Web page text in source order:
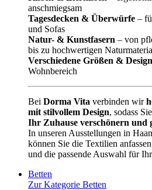
anschmiegsam
Tagesdecken & Überwürfe –
und Sofas
Natur- & Kunstfasern – von
bis zu hochwertigen
Verschiedene Größen &
Wohnbereich
Bei Dorma Vita verbinden wir
mit stilvollem Design, sodass
Ihr Zuhause verschönern und
In unseren Ausstellungen in
können Sie die Textilien
und die passende Auswahl für
Betten
Zur Kategorie Betten